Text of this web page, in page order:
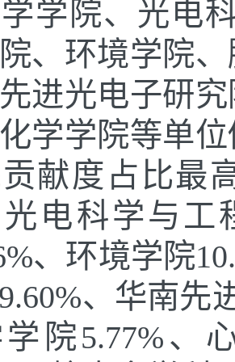
学院、光电
、环境学院
进光电子研
学学院等单
献度占比最
电科学与工
、环境学院
、华南先
院5.77%、